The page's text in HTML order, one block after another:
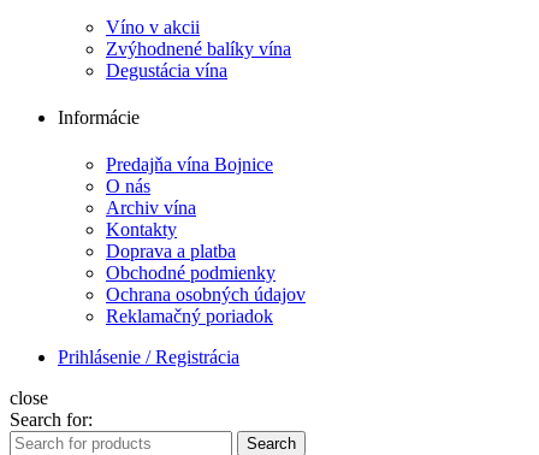
Víno v akcii
Zvýhodnené balíky vína
Degustácia vína
Informácie
Predajňa vína Bojnice
O nás
Archiv vína
Kontakty
Doprava a platba
Obchodné podmienky
Ochrana osobných údajov
Reklamačný poriadok
Prihlásenie / Registrácia
close
Search for:
Search